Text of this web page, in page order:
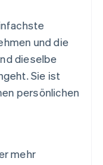
und die
dieselbe
Sie ist
persönlichen
mehr